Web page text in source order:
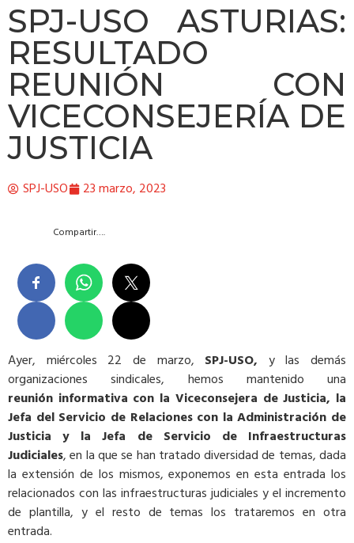
SPJ-USO ASTURIAS:
RESULTADO
REUNIÓN CON
VICECONSEJERÍA DE
JUSTICIA
SPJ-USO 23 marzo, 2023
Compartir….
Ayer, miércoles 22 de marzo, SPJ-USO, y las demás
organizaciones sindicales, hemos mantenido una
reunión informativa con la Viceconsejera de Justicia, la
Jefa del Servicio de Relaciones con la Administración de
Justicia y la Jefa de Servicio de Infraestructuras
Judiciales, en la que se han tratado diversidad de temas, dada
la extensión de los mismos, exponemos en esta entrada los
relacionados con las infraestructuras judiciales y el incremento
de plantilla, y el resto de temas los trataremos en otra
entrada.